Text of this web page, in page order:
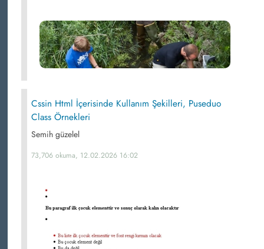
Cssin Html İçerisinde Kullanım Şekilleri, Puseduo
Class Örnekleri
Semih güzelel
73,706 okuma, 12.02.2026 16:02